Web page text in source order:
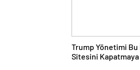
Trump Yönetimi Bu
Sitesini Kapatmaya